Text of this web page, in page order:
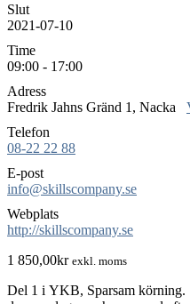
Slut
2021-07-10
Time
09:00 - 17:00
Adress
Fredrik Jahns Gränd 1, Nacka
Telefon
08-22 22 88
E-post
info@skillscompany.se
Webplats
http://skillscompany.se
1 850,00kr exkl. moms
Del 1 i YKB, Sparsam körning.